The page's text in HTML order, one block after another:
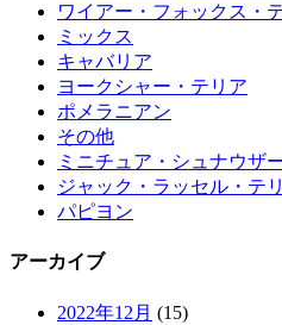
ワイアー・フォックス・
ミックス
キャバリア
ヨークシャー・テリア
ポメラニアン
その他
ミニチュア・シュナウザ
ジャック・ラッセル・テ
パピヨン
アーカイブ
2022年12月 (15)